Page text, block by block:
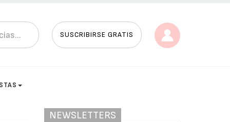
SUSCRIBIRSE GRATIS
NEWSLETTERS